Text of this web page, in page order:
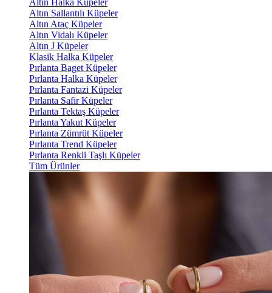
Altın Halka Küpeler
Altın Sallantılı Küpeler
Altın Ataç Küpeler
Altın Vidalı Küpeler
Altın J Küpeler
Klasik Halka Küpeler
Pırlanta Baget Küpeler
Pırlanta Halka Küpeler
Pırlanta Fantazi Küpeler
Pırlanta Safir Küpeler
Pırlanta Tektaş Küpeler
Pırlanta Yakut Küpeler
Pırlanta Zümrüt Küpeler
Pırlanta Trend Küpeler
Pırlanta Renkli Taşlı Küpeler
Tüm Ürünler